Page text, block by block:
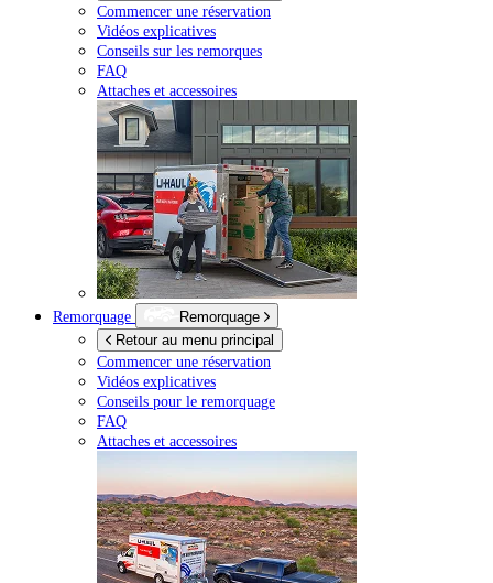
Commencer une réservation
Vidéos explicatives
Conseils sur les remorques
FAQ
Attaches et accessoires
Remorquage
Remorquage
Retour au menu principal
Commencer une réservation
Vidéos explicatives
Conseils pour le remorquage
FAQ
Attaches et accessoires